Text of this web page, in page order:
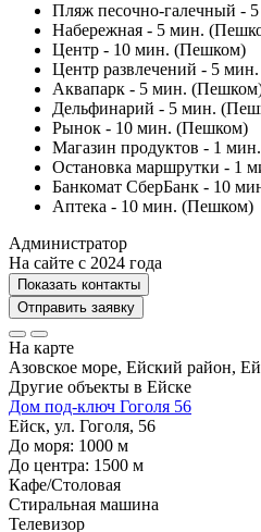
Пляж песочно-галечный -
Набережная - 5 мин.
Центр - 10 мин. (Пешком)
Центр развлечений - 5
Аквапарк - 5 мин.
Дельфинарий - 5 мин.
Рынок - 10 мин. (Пешком)
Магазин продуктов - 1
Остановка маршрутки - 1
Банкомат СберБанк - 10
Аптека - 10 мин. (Пешком)
Администратор
На сайте с 2024 года
Показать контакты
Отправить заявку
На карте
Азовское море, Ейский район,
Другие объекты в Ейске
Дом под-ключ Гоголя 56
Ейск, ул. Гоголя, 56
До моря: 1000 м
До центра: 1500 м
Кафе/Столовая
Стиральная машина
Телевизор